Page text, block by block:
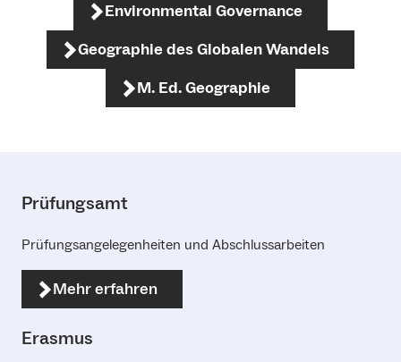
Environmental Governance
Geographie des Globalen Wandels
M. Ed. Geographie
Prüfungsamt
Prüfungsangelegenheiten und Abschlussarbeiten
Mehr erfahren
Erasmus